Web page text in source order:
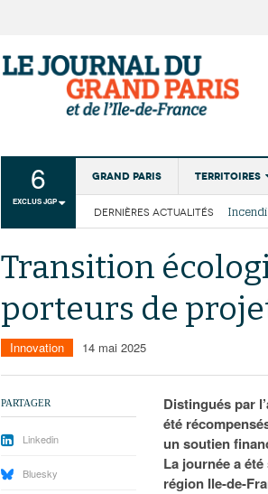
6
EXCLUS JGP
Grand Paris Territoires
Institutions
Services
DERNIÈRES ACTUALITÉS
La
Transition
porteurs de
Innovation 14 mai 2025
Distingués par
été
un soutien
La journée a
région Ile-de-
PARTAGER
Linkedin
Bluesky